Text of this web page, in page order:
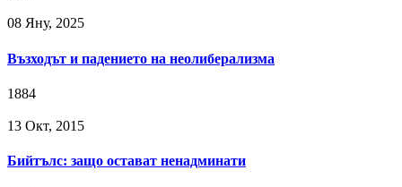
08 Яну, 2025
Възходът и падението на неолиберализма
1884
13 Окт, 2015
Бийтълс: защо остават ненадминати